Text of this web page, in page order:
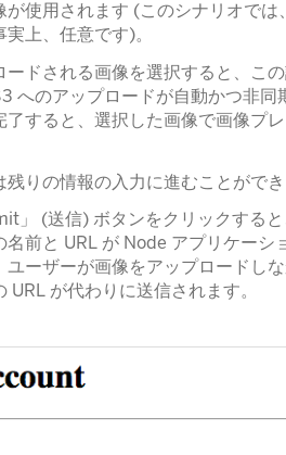
が使用されます (このシナリオで
上、任意です)。
ードされる画像を選択すると、こ
へのアップロードが自動かつ非
了すると、選択した画像で画像プ
残りの情報の入力に進むことがで
」 (送信) ボタンをクリックする
名前と URL が Node アプリケーシ
ユーザーが画像をアップロードし
URL が代わりに送信されます。